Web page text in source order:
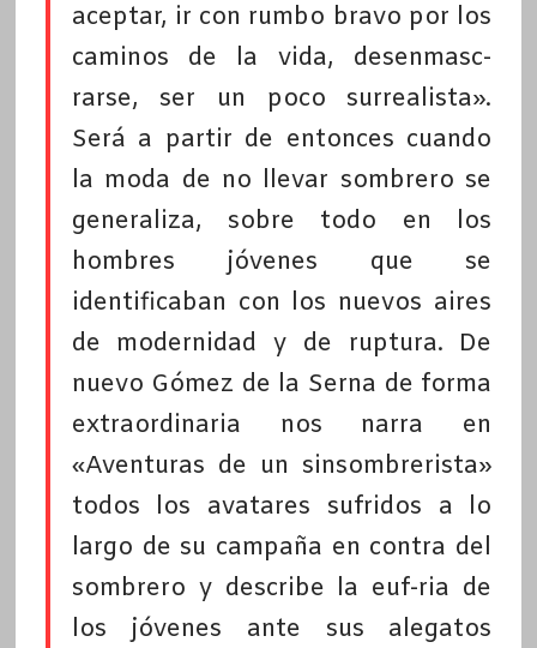
aceptar, ir con rumbo bravo por los
caminos de la vida, desenmasc-
rarse, ser un poco surrealista».
Será a partir de entonces cuando
la moda de no llevar sombrero se
generaliza, sobre todo en los
hombres jóvenes que se
identificaban con los nuevos aires
de modernidad y de ruptura. De
nuevo Gómez de la Serna de forma
extraordinaria nos narra en
«Aventuras de un sinsombrerista»
todos los avatares sufridos a lo
largo de su campaña en contra del
sombrero y describe la euf-ria de
los jóvenes ante sus alegatos